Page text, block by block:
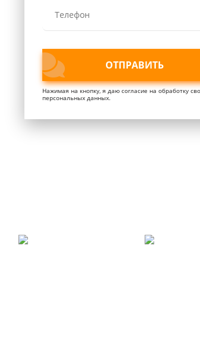
ОТПРАВИТЬ
ОТПРАВИТЬ
Нажимая на кнопку, я даю согласие на обработку
персональных данных.